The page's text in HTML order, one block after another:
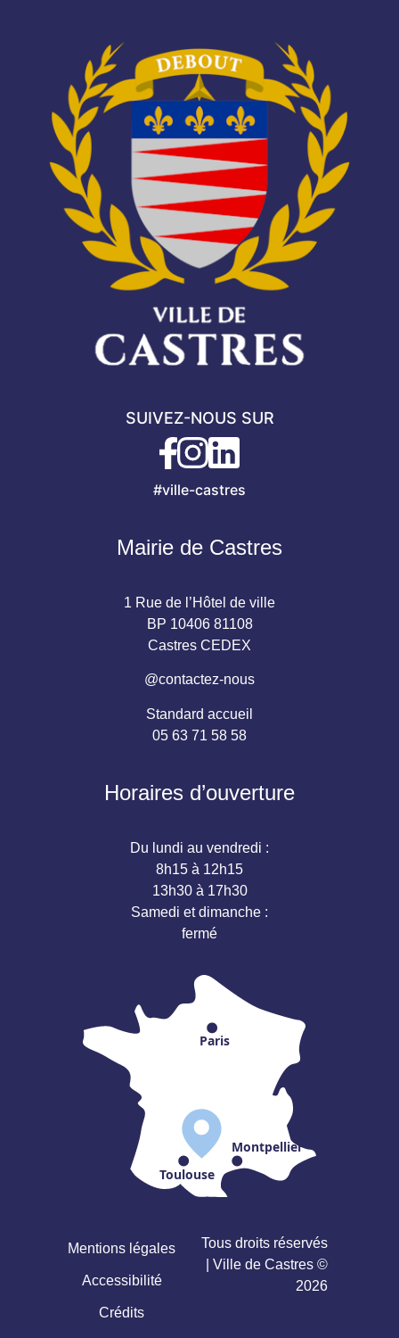
SUIVEZ-NOUS SUR
#ville-castres
Mairie de Castres
1 Rue de l’Hôtel de ville
BP 10406 81108
Castres CEDEX
@contactez-nous
Standard accueil
05 63 71 58 58
Horaires d’ouverture
Du lundi au vendredi :
8h15 à 12h15
13h30 à 17h30
Samedi et dimanche :
fermé
Paris
Toulouse
Montpellier
Mentions légales
Accessibilité
Crédits
Tous droits réservés
| Ville de Castres ©
2026